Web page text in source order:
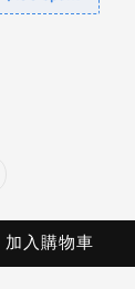
加入購物車